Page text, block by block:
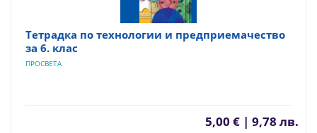
Тетрадка по технологии и предприемачество
за 6. клас
ПРОСВЕТА
5,00 € | 9,78 лв.